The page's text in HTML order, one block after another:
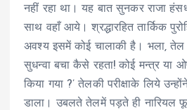
नहीं रहा था। यह बात सुनकर राजा
साथ वहाँ आये। श्रद्धारहित तार्किक
अवश्य इसमें कोई चालाकी है। भला, तेल
सुधन्वा बचा कैसे रहता! कोई मन्त्र या
किया गया ?’ तेलकी परीक्षाके लिये
डाला। उबलते तेलमें पड़ते ही नारियल